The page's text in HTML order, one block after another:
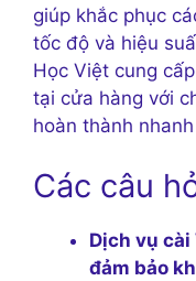
giúp khắc phục
tốc độ và hiệu
Học Việt cung
tại cửa hàng với
hoàn thành
Các câu
Dịch vụ
đảm bảo